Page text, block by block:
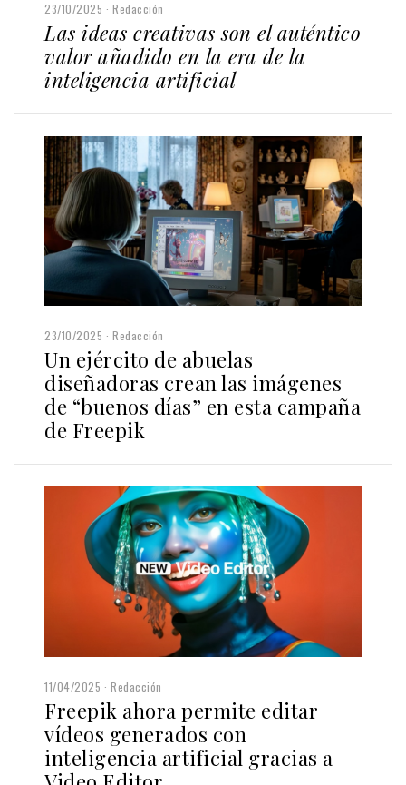
23/10/2025 Redacción
Las ideas creativas son el auténtico
valor añadido en la era de la
inteligencia artificial
23/10/2025 Redacción
Un ejército de abuelas
diseñadoras crean las imágenes
de “buenos días” en esta campaña
de Freepik
11/04/2025 Redacción
Freepik ahora permite editar
vídeos generados con
inteligencia artificial gracias a